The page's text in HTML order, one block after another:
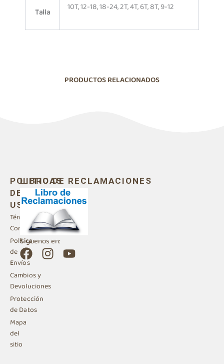
Talla 10T, 12-18, 18-24, 2T, 4T, 6T, 8T, 9-12
PRODUCTOS RELACIONADOS
POLITICAS
DE
USO
Términos y
Condiciones
Política
de
Envíos
Cambios y
Devoluciones
Protección
de Datos
Mapa
del
sitio
LIBRO DE RECLAMACIONES
Siguenos en:
F
a
c
e
b
o
o
I
n
t
Y